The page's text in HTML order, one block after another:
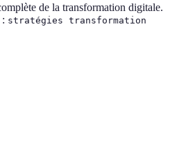
de la transformation digitale.
stratégies transformation